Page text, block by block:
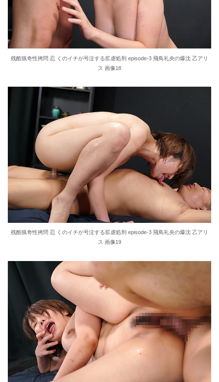
残酷猟奇性拷問 忍 くのイチが号泣する肛虐処刑 episode-3 飛鳥礼央の爆沈 乙アリ
ス 画像18
残酷猟奇性拷問 忍 くのイチが号泣する肛虐処刑 episode-3 飛鳥礼央の爆沈 乙アリ
ス 画像19